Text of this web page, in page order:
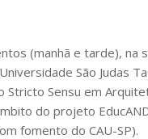
(manhã e tarde),
São Judas
Sensu em
do projeto
fomento do CAU-SP).